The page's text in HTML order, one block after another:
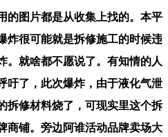
图片都是从收集上找的。本平
炸很可能就是拆修施工的时候违
。就啥都不愿说了。有知情的人
吁了，此次爆炸，由于液化气泄
拆修材料烧了，可现实里这个拆
商铺。旁边阿谁活动品牌卖场大